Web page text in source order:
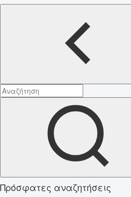
Πρόσφατες αναζητήσεις